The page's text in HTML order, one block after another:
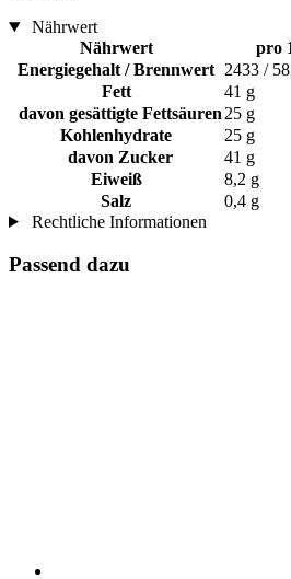
Nährwert
Nährwert
pro
Energiegehalt / Brennwert 2433 /
Fett
41 g
davon gesättigte Fettsäuren 25 g
Kohlenhydrate
25 g
davon Zucker
41 g
Eiweiß
8,2 g
Salz
0,4 g
Rechtliche Informationen
Passend dazu